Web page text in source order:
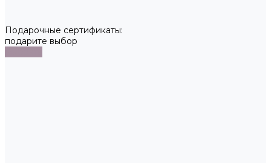
Подарочные сертификаты:
подарите выбор